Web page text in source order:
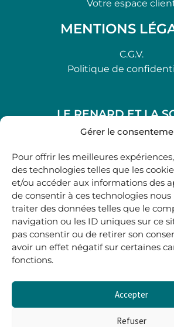
Gérer le
Pour offrir les meilleures
des technologies telles que les
et/ou accéder aux informations des
de consentir à ces technologies
traiter des données telles que le
navigation ou les ID uniques sur ce
pas consentir ou de retirer son
avoir un effet négatif sur certaines
fonctions.
Accepter
Refuser
Votre espace
MENTIONS
C.G.V.
Politique de
LE RENARD ET LA
48, rue Maubec 33210
05 40 41 37 18
.
MARDI AU
10H00-12H45 | 14H00